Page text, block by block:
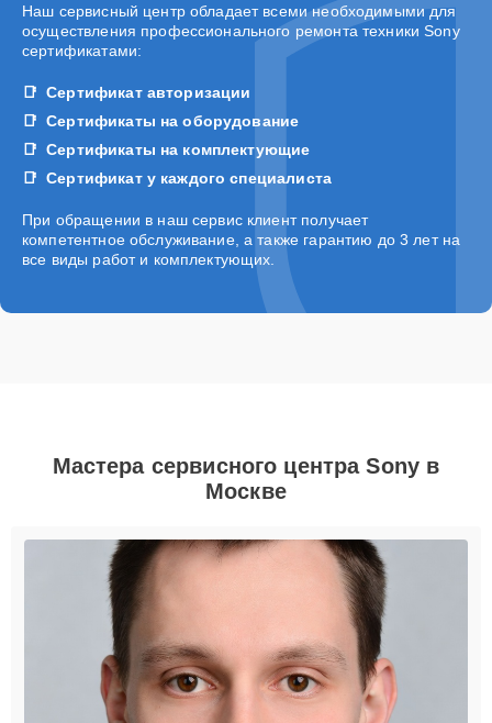
Наш сервисный центр обладает всеми необходимыми для
осуществления профессионального ремонта техники Sony
сертификатами:
Сертификат авторизации
Сертификаты на оборудование
Сертификаты на комплектующие
Сертификат у каждого специалиста
При обращении в наш сервис клиент получает
компетентное обслуживание, а также гарантию до 3 лет на
все виды работ и комплектующих.
Мастера сервисного центра Sony в
Москве